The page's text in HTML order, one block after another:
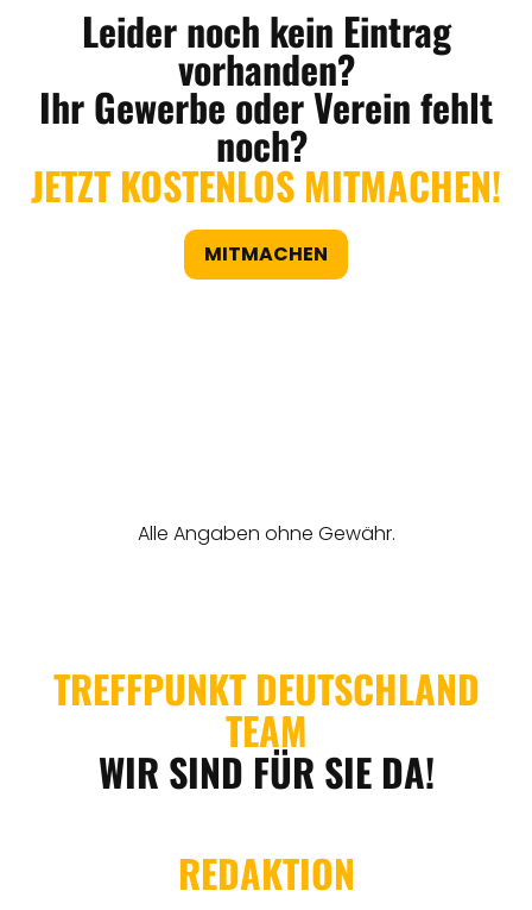
Leider noch kein Eintrag
vorhanden?
Ihr Gewerbe oder Verein fehlt
noch?
JETZT KOSTENLOS MITMACHEN!
MITMACHEN